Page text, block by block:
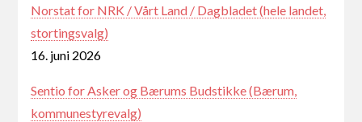
Norstat for NRK / Vårt Land / Dagbladet (hele landet,
stortingsvalg)
16. juni 2026
Sentio for Asker og Bærums Budstikke (Bærum,
kommunestyrevalg)